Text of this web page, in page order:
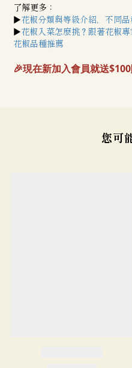
了解更多：
►花椒分類與等級介紹，不同
►花椒入菜怎麼挑？跟著花椒
花椒品種推薦
🎉現在新加入會員就送
您可